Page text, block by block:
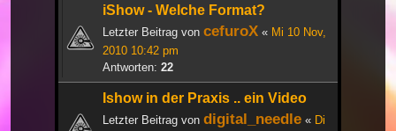
iShow - Welche Format?
Letzter Beitrag von cefuroX « Mi 10 Nov,
2010 10:42 pm
Antworten: 22
Ishow in der Praxis .. ein Video
Letzter Beitrag von digital_needle « Di